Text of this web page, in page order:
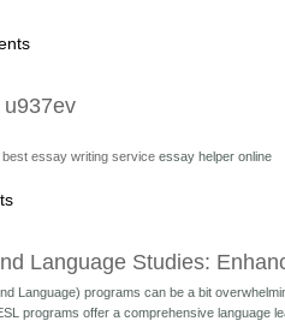
best essay writing service essay helper online
Language Studies:
Language) programs can be a bit
programs offer a comprehensive language